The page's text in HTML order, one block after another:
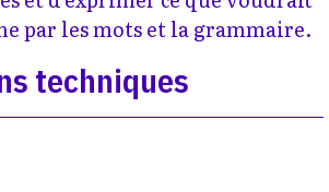
par les mots et la grammaire.
techniques